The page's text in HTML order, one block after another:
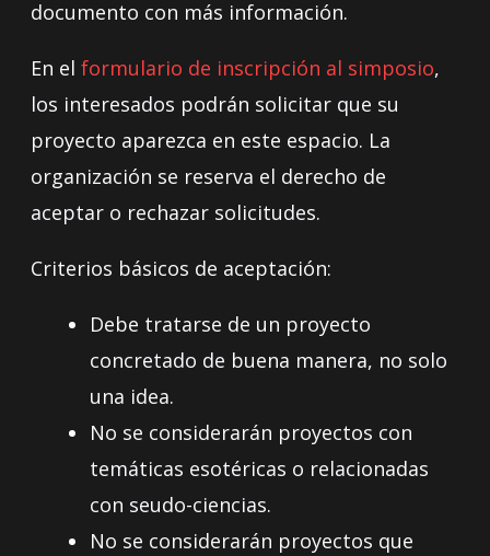
documento con más información.
En el formulario de inscripción al simposio,
los interesados podrán solicitar que su
proyecto aparezca en este espacio. La
organización se reserva el derecho de
aceptar o rechazar solicitudes.
Criterios básicos de aceptación:
Debe tratarse de un proyecto
concretado de buena manera, no solo
una idea.
No se considerarán proyectos con
temáticas esotéricas o relacionadas
con seudo-ciencias.
No se considerarán proyectos que